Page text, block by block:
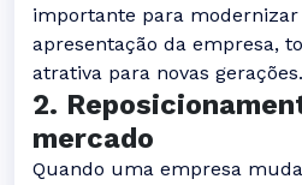
importante para modernizar
apresentação da empresa,
atrativa para novas gerações.
2.
mercado
Quando uma empresa